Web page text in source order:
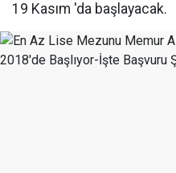
19 Kasım 'da başlayacak.